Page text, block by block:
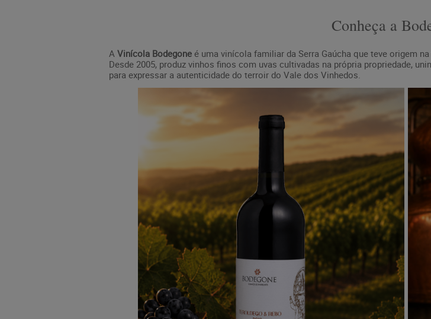
Conheça a
A Vinícola Bodegone é uma vinícola familiar da Serra Gaúcha que teve origem
Desde 2005, produz vinhos finos com uvas cultivadas na própria propriedade,
para expressar a autenticidade do terroir do Vale dos Vinhedos.